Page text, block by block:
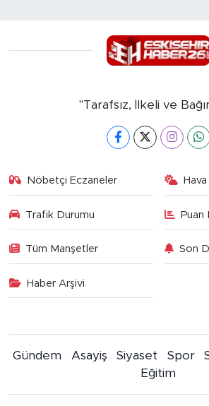
"Tarafsız, İlkeli ve
Nöbetçi Eczaneler
Trafik Durumu Puan
Tüm Manşetler Son
Haber Arşivi
Gündem Asayiş Siyaset Spor
Eğitim